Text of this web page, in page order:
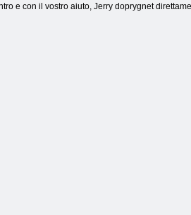
e con il vostro aiuto, Jerry doprygnet